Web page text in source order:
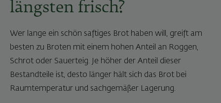
längsten frisch?
Wer lange ein schön saftiges Brot haben will, greift am
besten zu Broten mit einem hohen Anteil an Roggen,
Schrot oder Sauerteig. Je höher der Anteil dieser
Bestandteile ist, desto länger hält sich das Brot bei
Raumtemperatur und sachgemäßer Lagerung.